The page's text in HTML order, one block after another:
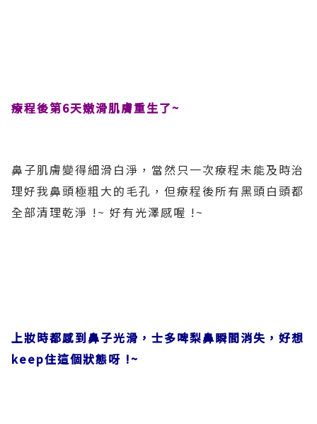
療程後第6天嫩滑肌膚重生了~
鼻子肌膚變得細滑白淨，當然只一次療程未能及時治
理好我鼻頭極粗大的毛孔，但療程後所有黑頭白頭都
全部清理乾淨 !~ 好有光澤感喔 !~
上妝時都感到鼻子光滑，士多啤梨鼻瞬間消失，好想
keep住這個狀態呀 !~